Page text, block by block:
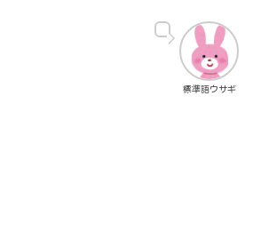
標準語ウサギ